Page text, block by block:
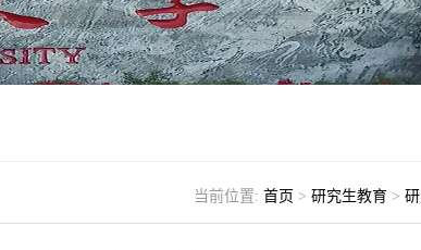
当前位置: 首页 > 研究生教育 >